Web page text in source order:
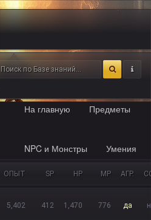
На главную Предметы
NPC и Монстры Умения
ОПЫТ SP HP MP АГР.
5,402 412 1,470 776 да